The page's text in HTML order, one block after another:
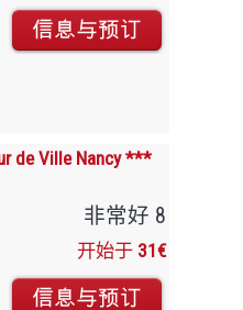
de Ville Nancy ***
非常好 8
开始于 31€